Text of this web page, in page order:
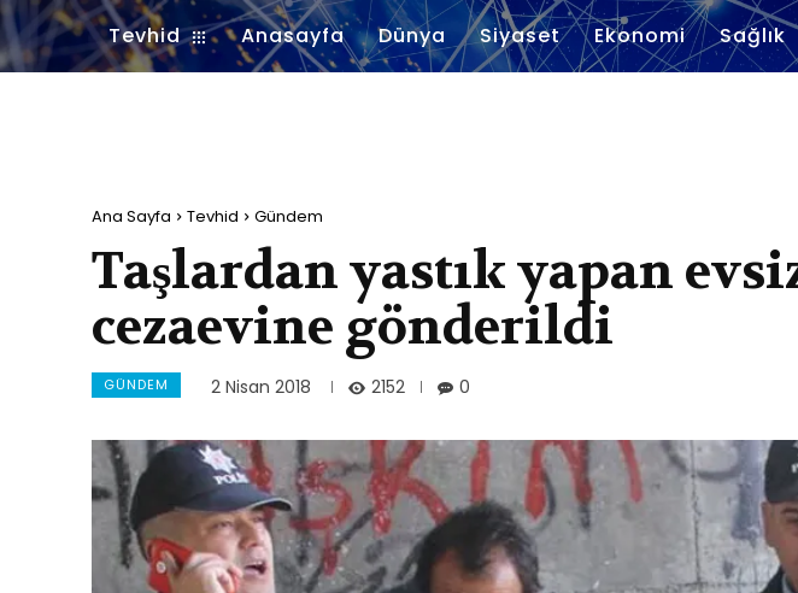
Tevhid Anasayfa Dünya Siyaset Ekonomi Sağlık
Ana Sayfa Tevhid Gündem
Taşlardan yastık yapan
cezaevine gönderildi
GÜNDEM 2 Nisan 2018 2152 0